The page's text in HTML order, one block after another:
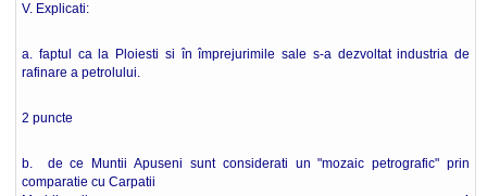
V. Explicati:
a. faptul ca la Ploiesti si în împrejurimile sale s-a dezvoltat industria de
rafinare a petrolului.
2 puncte
b. de ce Muntii Apuseni sunt considerati un "mozaic petrografic" prin
comparatie cu Carpatii